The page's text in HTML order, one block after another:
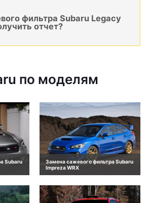
фильтра Subaru Legacy
отчет?
по моделям
Subaru
Замена сажевого фильтра Subaru
Impreza WRX